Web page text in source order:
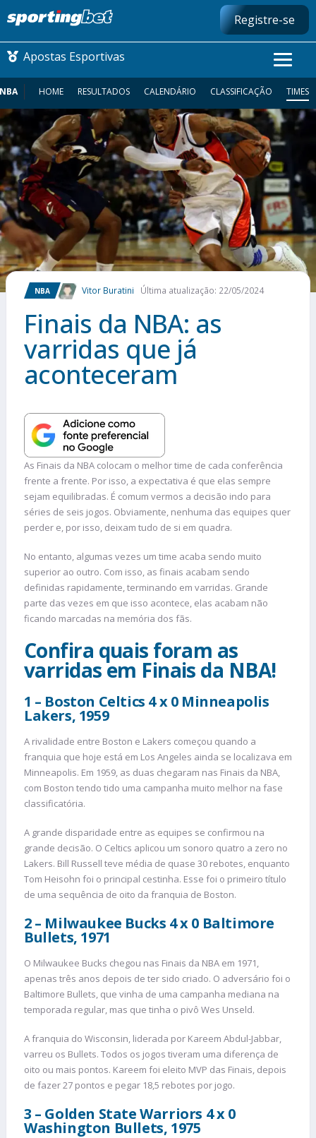
Registre-se
Apostas Esportivas
CONMEBOL LIBERTADORES
FUTEBOL NACIONAL
FUTEBOL INTERNACIONAL
COMO APOSTAR
MAIS ESPORTES
NBA HOME RESULTADOS CALENDÁRIO CLASSIFICAÇÃO TIMES
NBA Vitor Buratini Última atualização: 22/05/2024
Finais da NBA: as
varridas que já
aconteceram
As Finais da NBA colocam o melhor time de cada conferência
frente a frente. Por isso, a expectativa é que elas sempre
sejam equilibradas. É comum vermos a decisão indo para
séries de seis jogos. Obviamente, nenhuma das equipes quer
perder e, por isso, deixam tudo de si em quadra.
No entanto, algumas vezes um time acaba sendo muito
superior ao outro. Com isso, as finais acabam sendo
definidas rapidamente, terminando em varridas. Grande
parte das vezes em que isso acontece, elas acabam não
ficando marcadas na memória dos fãs.
Confira quais foram as
varridas em Finais da NBA!
1 – Boston Celtics 4 x 0 Minneapolis
Lakers, 1959
A rivalidade entre Boston e Lakers começou quando a
franquia que hoje está em Los Angeles ainda se localizava em
Minneapolis. Em 1959, as duas chegaram nas Finais da NBA,
com Boston tendo tido uma campanha muito melhor na fase
classificatória.
A grande disparidade entre as equipes se confirmou na
grande decisão. O Celtics aplicou um sonoro quatro a zero no
Lakers. Bill Russell teve média de quase 30 rebotes, enquanto
Tom Heisohn foi o principal cestinha. Esse foi o primeiro título
de uma sequência de oito da franquia de Boston.
2 – Milwaukee Bucks 4 x 0 Baltimore
Bullets, 1971
O Milwaukee Bucks chegou nas Finais da NBA em 1971,
apenas três anos depois de ter sido criado. O adversário foi o
Baltimore Bullets, que vinha de uma campanha mediana na
temporada regular, mas que tinha o pivô Wes Unseld.
A franquia do Wisconsin, liderada por Kareem Abdul-Jabbar,
varreu os Bullets. Todos os jogos tiveram uma diferença de
oito ou mais pontos. Kareem foi eleito MVP das Finais, depois
de fazer 27 pontos e pegar 18,5 rebotes por jogo.
3 – Golden State Warriors 4 x 0
Washington Bullets, 1975